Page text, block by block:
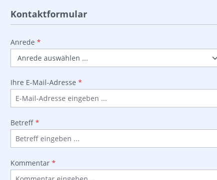
Kontaktformular
Anrede *
Ihre E-Mail-Adresse *
Betreff *
Kommentar *